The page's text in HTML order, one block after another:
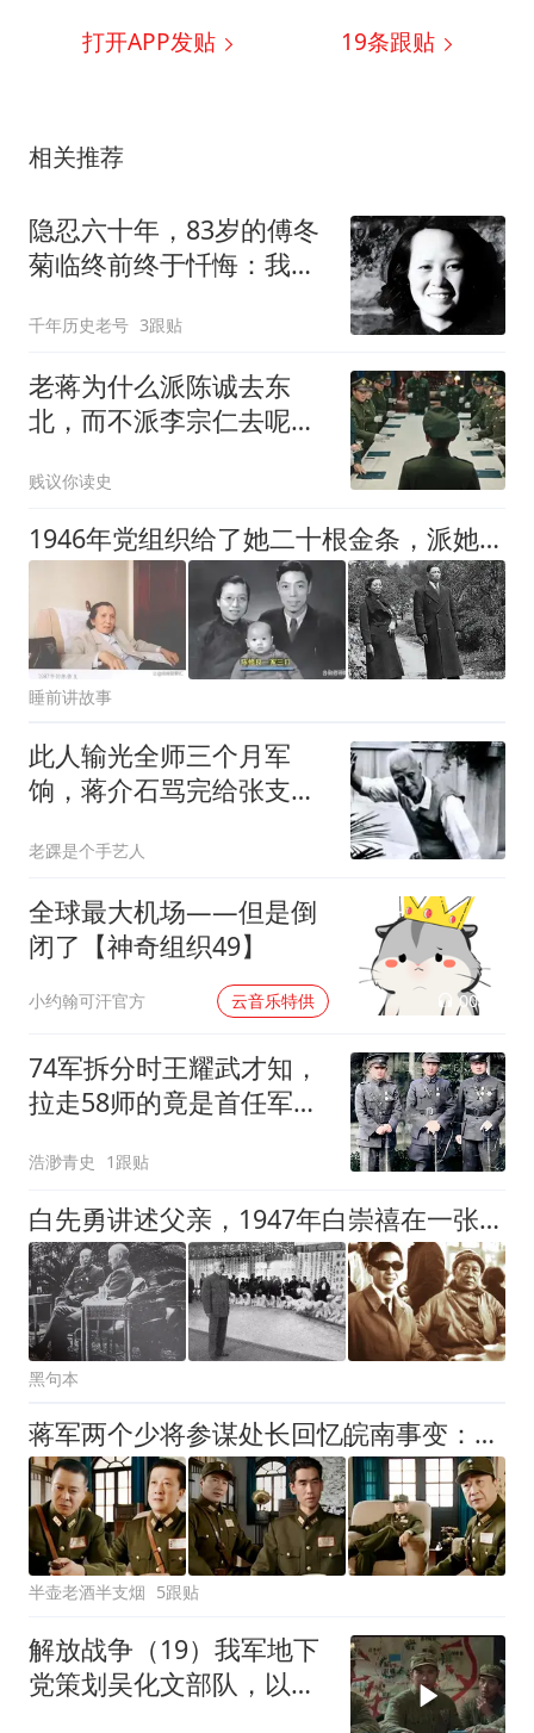
打开APP发贴 19条跟贴
相关推荐
隐忍六十年，83岁的傅冬
菊临终前终于忏悔：我这
亲换来的
千年历史老号 3跟贴
老蒋为什么派陈诚去东
北，而不派李宗仁去呢？
贱议你读史
1946年党组织给了她二十根金条，派她秘密潜伏南京收集情报，结果她硬是打了三年麻将输了个精光，全城解放众人才知她高明
睡前讲故事
此人输光全师三个月军
饷，蒋介石骂完给张支
老踝是个手艺人
全球最大机场——但是倒
闭了【神奇组织49】
小约翰可汗官方 云音乐特供 00:02
74军拆分时王耀武才知，
拉走58师的竟是首任军长
浩渺青史 1跟贴
白先勇讲述父亲，1947年白崇禧在一张巅峰期照片背面，亲笔写下一行字：“为善者必得善终，作恶者必遭恶报”
黑句本
蒋军两个少将参谋处长回忆皖南事变：当年新四军损失有多大？没能突围的四个原因，最主要的是什么？
半壶老酒半支烟 5跟贴
解放战争（19）我军地下
党策划吴化文部队，以减